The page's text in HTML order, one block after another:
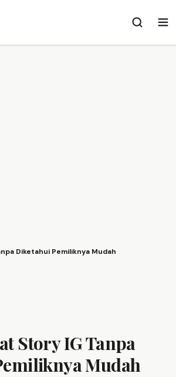
Diketahui Pemiliknya Mudah
Story IG Tanpa
Mudah